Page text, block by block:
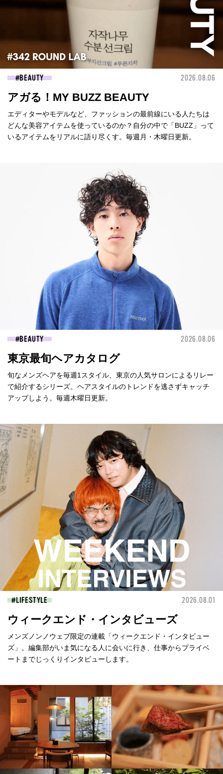
BEAUTY 2026.08.06
アガる！MY BUZZ BEAUTY
エディターやモデルなど、ファッションの最前線にいる人たちは
どんな美容アイテムを使っているのか？自分の中で「BUZZ」って
いるアイテムをリアルに語り尽くす。毎週月・木曜日更新。
BEAUTY 2026.08.06
東京最旬ヘアカタログ
旬なメンズヘアを毎週1スタイル、東京の人気サロンによるリレー
で紹介するシリーズ。ヘアスタイルのトレンドを逃さずキャッチ
アップしよう。毎週木曜日更新。
LIFESTYLE 2026.08.01
ウィークエンド・インタビューズ
メンズノンノウェブ限定の連載「ウィークエンド・インタビュー
ズ」。編集部がいま気になる人に会いに行き、仕事からプライベ
ートまでじっくりインタビューします。